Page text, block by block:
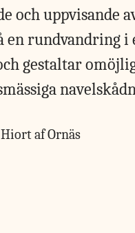
uppvisande
en rundvandring
gestaltar
af Ornäs